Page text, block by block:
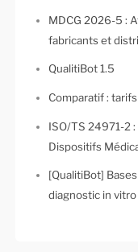
MDCG 2026-5 :
fabricants et
QualitiBot 1.5
Comparatif :
ISO/TS 24971-2
Dispositifs
[QualitiBot]
diagnostic in vitro